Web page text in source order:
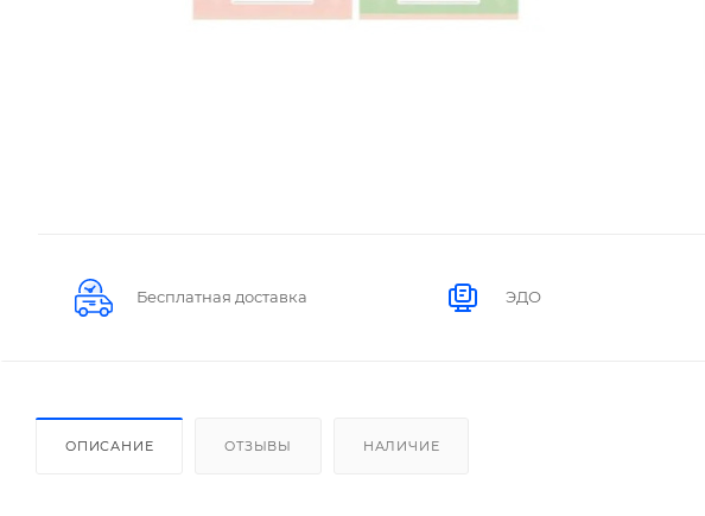
Бесплатная доставка ЭДО
ОПИСАНИЕ ОТЗЫВЫ НАЛИЧИЕ